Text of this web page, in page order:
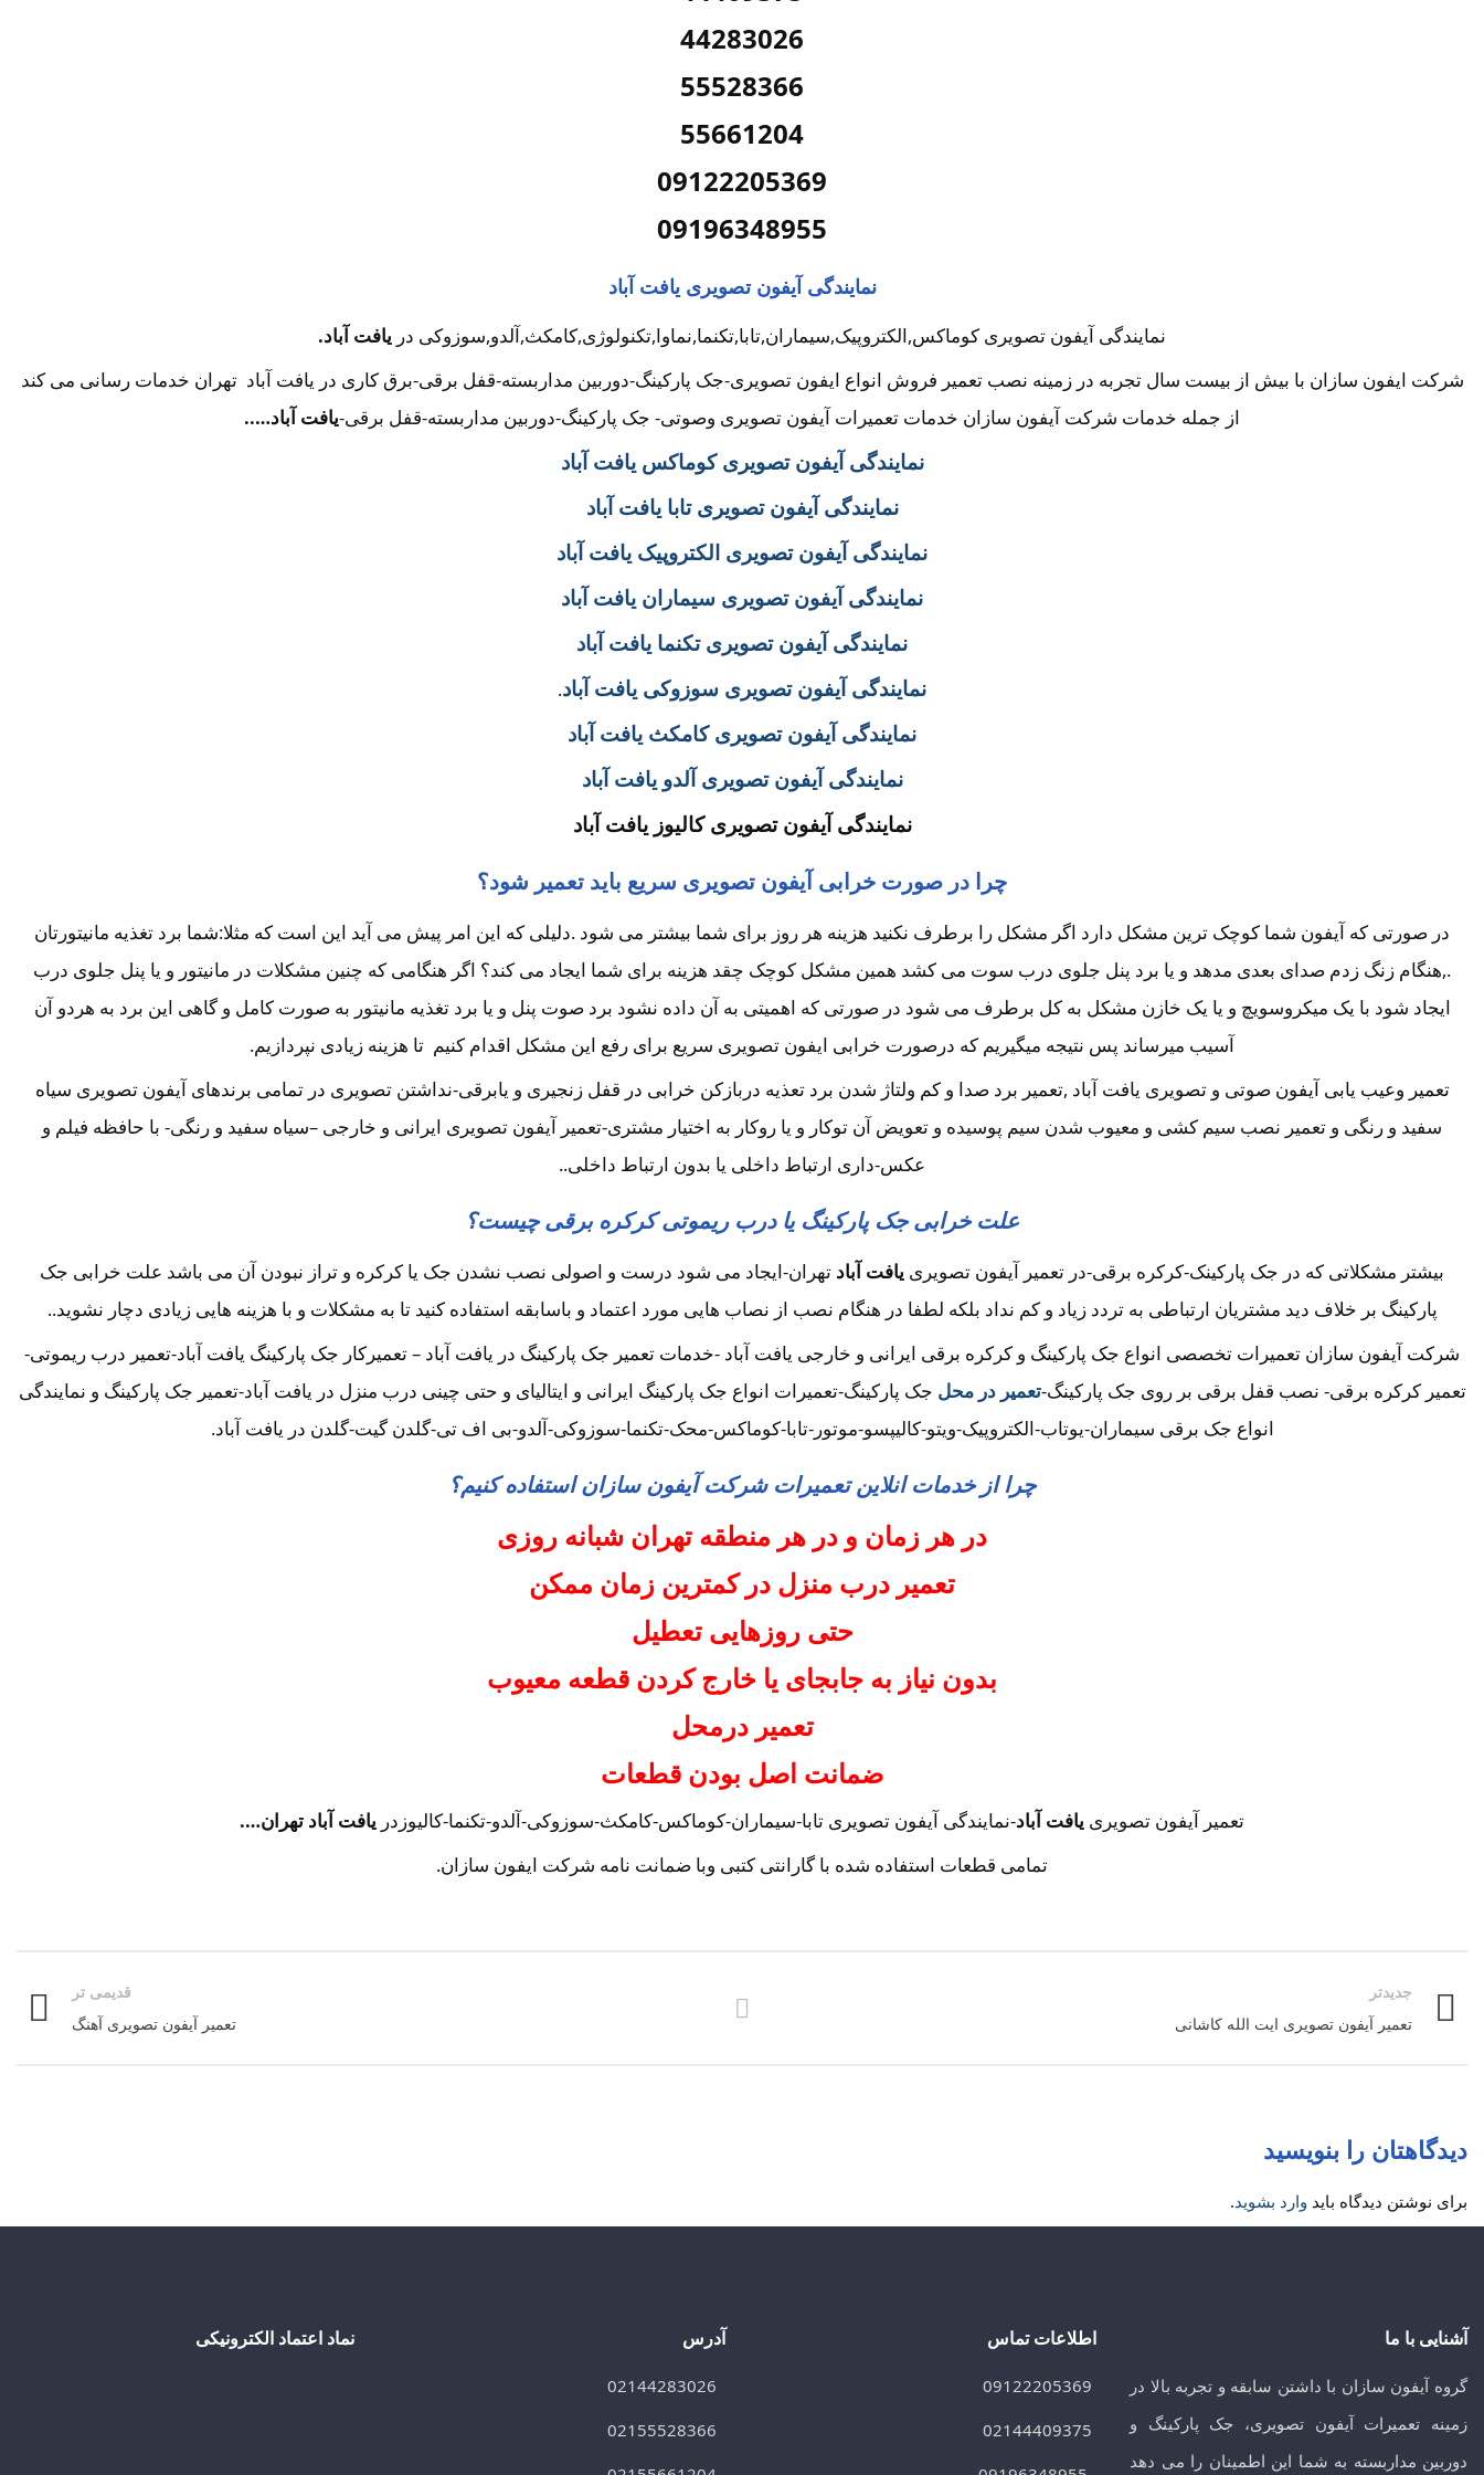
44283026
55528366
55661204
09122205369
09196348955
نمایندگی آیفون تصویری یافت آباد
نمایندگی آیفون تصویری کوماکس,الکتروپیک,سیماران,تابا,تکنما,نماوا,تکنولوژی,کامکث,آلدو,سوزوکی در یافت آباد.
شرکت ایفون سازان با بیش از بیست سال تجربه در زمینه نصب تعمیر فروش انواع ایفون تصویری-جک پارکینگ-دوربین مداربسته-قفل برقی-برق کاری در یافت آباد تهران خدمات رسانی می کند
از جمله خدمات شرکت آیفون سازان خدمات تعمیرات آیفون تصویری وصوتی- جک پارکینگ-دوربین مداربسته-قفل برقی-یافت آباد…..
نمایندگی آیفون تصویری کوماکس یافت آباد
نمایندگی آیفون تصویری تابا یافت آباد
نمایندگی آیفون تصویری الکتروپیک یافت آباد
نمایندگی آیفون تصویری سیماران یافت آباد
نمایندگی آیفون تصویری تکنما یافت آباد
نمایندگی آیفون تصویری سوزوکی یافت آباد.
نمایندگی آیفون تصویری کامکث یافت آباد
نمایندگی آیفون تصویری آلدو یافت آباد
نمایندگی آیفون تصویری کالیوز یافت آباد
چرا در صورت خرابی آیفون تصویری سریع باید تعمیر شود؟
در صورتی که آیفون شما کوچک ترین مشکل دارد اگر مشکل را برطرف نکنید هزینه هر روز برای شما بیشتر می شود .دلیلی که این امر پیش می آید این است که مثلا:شما برد تغذیه مانیتورتان
.,هنگام زنگ زدم صدای بعدی مدهد و یا برد پنل جلوی درب سوت می کشد همین مشکل کوچک چقد هزینه برای شما ایجاد می کند؟ اگر هنگامی که چنین مشکلات در مانیتور و یا پنل جلوی درب
ایجاد شود با یک میکروسویچ و یا یک خازن مشکل به کل برطرف می شود در صورتی که اهمیتی به آن داده نشود برد صوت پنل و یا برد تغذیه مانیتور به صورت کامل و گاهی این برد به هردو آن
آسیب میرساند پس نتیجه میگیریم که درصورت خرابی ایفون تصویری سریع برای رفع این مشکل اقدام کنیم تا هزینه زیادی نپردازیم.
تعمیر وعیب یابی آیفون صوتی و تصویری یافت آباد ,تعمیر برد صدا و کم ولتاژ شدن برد تعذیه دربازکن خرابی در قفل زنجیری و یابرقی-نداشتن تصویری در تمامی برندهای آیفون تصویری سیاه
سفید و رنگی و تعمیر نصب سیم کشی و معیوب شدن سیم پوسیده و تعویض آن توکار و یا روکار به اختیار مشتری-تعمیر آیفون تصویری ایرانی و خارجی –سیاه سفید و رنگی- با حافظه فیلم و
عکس-داری ارتباط داخلی یا بدون ارتباط داخلی..
علت خرابی جک پارکینگ یا درب ریموتی کرکره برقی چیست؟
بیشتر مشکلاتی که در جک پارکینک-کرکره برقی-در تعمیر آیفون تصویری یافت آباد تهران-ایجاد می شود درست و اصولی نصب نشدن جک یا کرکره و تراز نبودن آن می باشد علت خرابی جک
پارکینگ بر خلاف دید مشتریان ارتباطی به تردد زیاد و کم نداد بلکه لطفا در هنگام نصب از نصاب هایی مورد اعتماد و باسابقه استفاده کنید تا به مشکلات و با هزینه هایی زیادی دچار نشوید..
شرکت آیفون سازان تعمیرات تخصصی انواع جک پارکینگ و کرکره برقی ایرانی و خارجی یافت آباد -خدمات تعمیر جک پارکینگ در یافت آباد – تعمیرکار جک پارکینگ یافت آباد-تعمیر درب ریموتی-
تعمیر کرکره برقی- نصب قفل برقی بر روی جک پارکینگ-تعمیر در محل جک پارکینگ-تعمیرات انواع جک پارکینگ ایرانی و ایتالیای و حتی چینی درب منزل در یافت آباد-تعمیر جک پارکینگ و نمایندگی
انواع جک برقی سیماران-یوتاب-الکتروپیک-ویتو-کالیپسو-موتور-تابا-کوماکس-محک-تکنما-سوزوکی-آلدو-بی اف تی-گلدن گیت-گلدن در یافت آباد.
چرا از خدمات انلاین تعمیرات شرکت آیفون سازان استفاده کنیم؟
در هر زمان و در هر منطقه تهران شبانه روزی
تعمیر درب منزل در کمترین زمان ممکن
حتی روزهایی تعطیل
بدون نیاز به جابجای یا خارج کردن قطعه معیوب
تعمیر درمحل
ضمانت اصل بودن قطعات
تعمیر آیفون تصویری یافت آباد-نمایندگی آیفون تصویری تابا-سیماران-کوماکس-کامکث-سوزوکی-آلدو-تکنما-کالیوزدر یافت آباد تهران….
تمامی قطعات استفاده شده با گارانتی کتبی وبا ضمانت نامه شرکت ایفون سازان.
جدیدتر
تعمیر آیفون تصویری ایت الله کاشانی
قدیمی تر
تعمیر آیفون تصویری آهنگ
دیدگاهتان را بنویسید
برای نوشتن دیدگاه باید وارد بشوید.
آشنایی با ما
گروه آیفون سازان با داشتن سابقه و تجربه بالا در
زمینه تعمیرات آیفون تصویری، جک پارکینگ و
دوربین مداربسته به شما این اطمینان را می دهد
اطلاعات تماس آدرس نماد اعتماد الکترونیکی